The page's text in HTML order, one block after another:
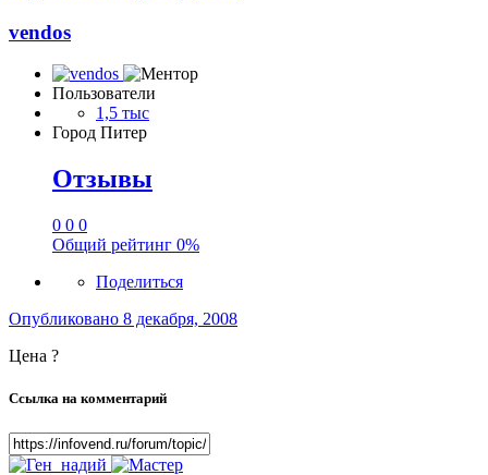
vendos
Пользователи
1,5 тыс
Город Питер
Отзывы
0 0 0
Общий рейтинг 0%
Поделиться
Опубликовано 8 декабря, 2008
Цена ?
Ссылка на комментарий